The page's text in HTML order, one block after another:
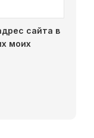
сайта в
моих